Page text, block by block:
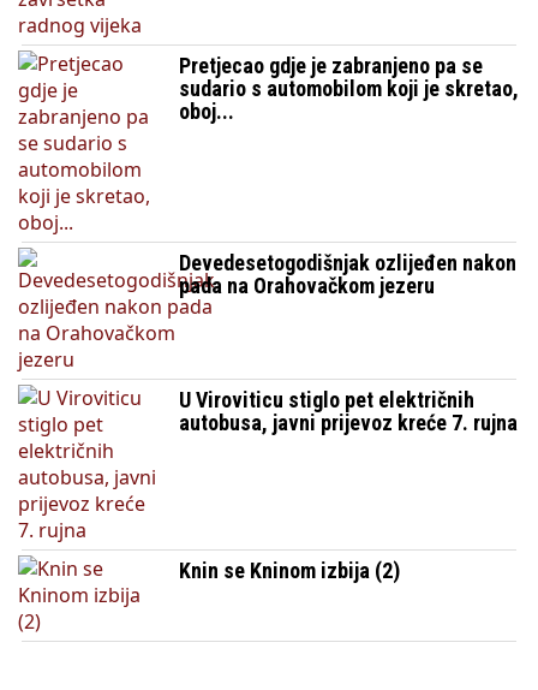
Pretjecao gdje je zabranjeno pa se
sudario s automobilom koji je skretao,
oboj...
Devedesetogodišnjak ozlijeđen nakon
pada na Orahovačkom jezeru
U Viroviticu stiglo pet električnih
autobusa, javni prijevoz kreće 7. rujna
Knin se Kninom izbija (2)